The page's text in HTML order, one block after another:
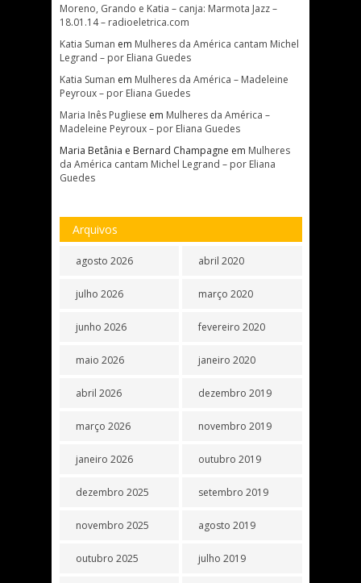
Moreno, Grando e Katia – canja: Marmota Jazz –
18.01.14 – radioeletrica.com
Katia Suman em Mulheres da América cantam Michel
Legrand – por Eliana Guedes
Katia Suman em Mulheres da América – Madeleine
Peyroux – por Eliana Guedes
Maria Inês Pugliese em Mulheres da América –
Madeleine Peyroux – por Eliana Guedes
Maria Betânia e Bernard Champagne em Mulheres
da América cantam Michel Legrand – por Eliana
Guedes
Arquivos
agosto 2026
julho 2026
junho 2026
maio 2026
abril 2026
março 2026
janeiro 2026
dezembro 2025
novembro 2025
outubro 2025
abril 2020
março 2020
fevereiro 2020
janeiro 2020
dezembro 2019
novembro 2019
outubro 2019
setembro 2019
agosto 2019
julho 2019